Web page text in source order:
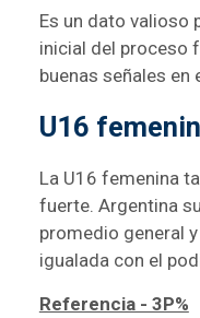
Es un dato valioso
inicial del proceso
buenas señales
U16
La U16 femenina
fuerte. Argentina
promedio general
igualada con el
Referencia - 3P%